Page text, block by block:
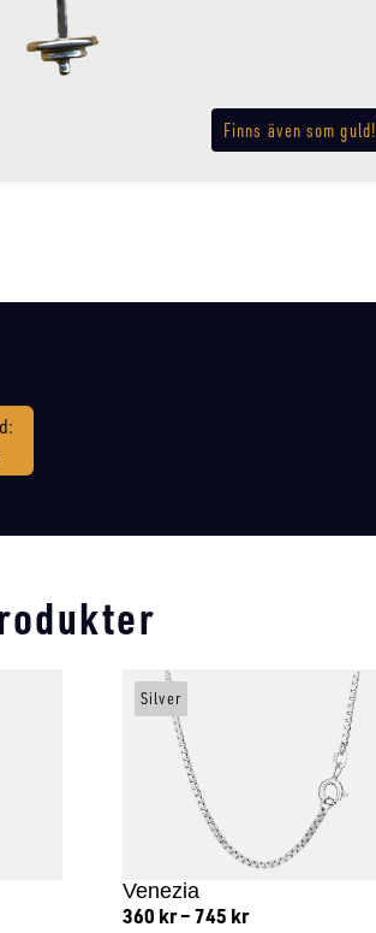
Finns även som guld!
Venezia
360 kr –745 kr
Silver